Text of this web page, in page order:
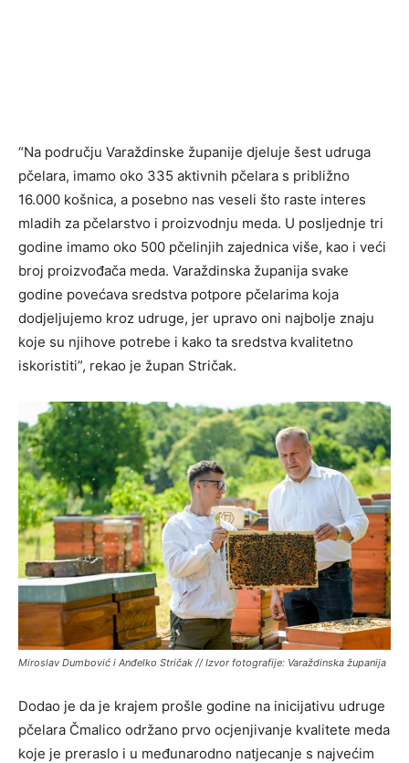
“Na području Varaždinske županije djeluje šest udruga
pčelara, imamo oko 335 aktivnih pčelara s približno
16.000 košnica, a posebno nas veseli što raste interes
mladih za pčelarstvo i proizvodnju meda. U posljednje tri
godine imamo oko 500 pčelinjih zajednica više, kao i veći
broj proizvođača meda. Varaždinska županija svake
godine povećava sredstva potpore pčelarima koja
dodjeljujemo kroz udruge, jer upravo oni najbolje znaju
koje su njihove potrebe i kako ta sredstva kvalitetno
iskoristiti”, rekao je župan Stričak.
Miroslav Dumbović i Anđelko Stričak // Izvor fotografije: Varaždinska županija
Dodao je da je krajem prošle godine na inicijativu udruge
pčelara Čmalico održano prvo ocjenjivanje kvalitete meda
koje je preraslo i u međunarodno natjecanje s najvećim